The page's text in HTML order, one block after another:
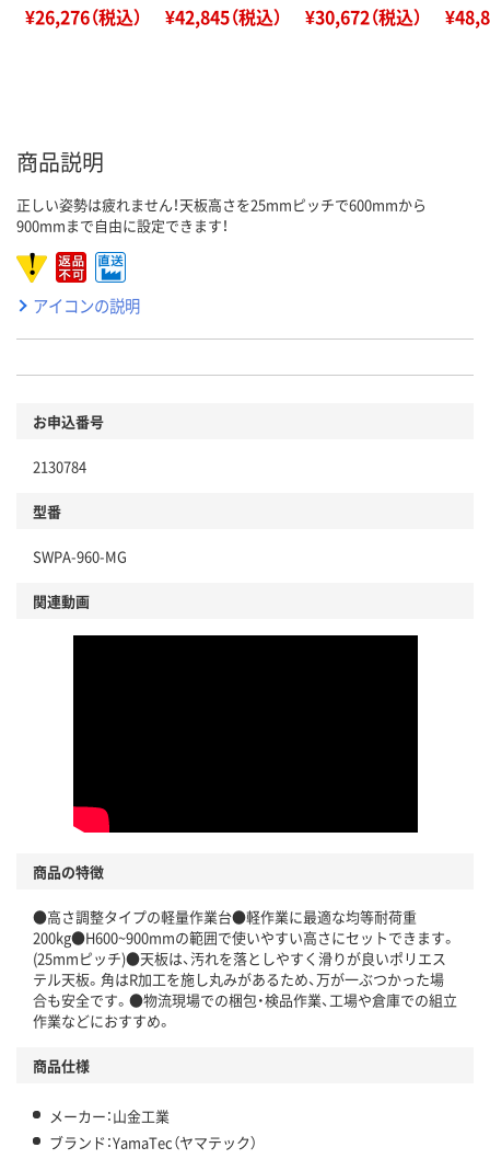
¥26,276（税込） ¥42,845（税込） ¥30,672（税込）
商品説明
正しい姿勢は疲れません！天板高さを25mmピッチで600mmから
900mmまで自由に設定できます！
アイコンの説明
お申込番号
2130784
型番
SWPA-960-MG
関連動画
商品の特徴
●高さ調整タイプの軽量作業台●軽作業に最適な均等耐荷重
200kg●H600~900mmの範囲で使いやすい高さにセットできます。
(25mmピッチ)●天板は、汚れを落としやすく滑りが良いポリエス
テル天板。角はR加工を施し丸みがあるため、万が一ぶつかった場
合も安全です。●物流現場での梱包・検品作業、工場や倉庫での組立
作業などにおすすめ。
商品仕様
メーカー：山金工業
ブランド：YamaTec（ヤマテック）